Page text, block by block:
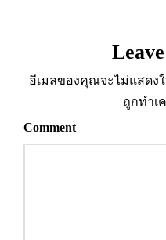
อีเมลของคุณจะไม่แสดง
ถูกทำเ
Comment